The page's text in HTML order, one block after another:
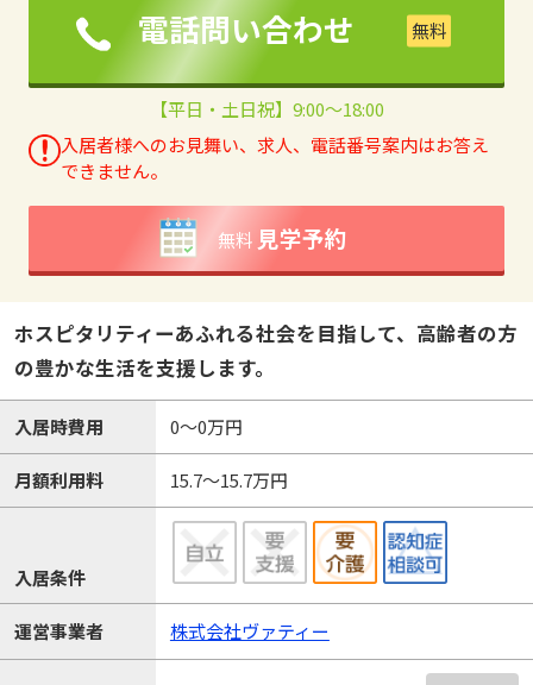
電話問い合わせ
【平日・土日祝】9:00～18:00
入居者様へのお見舞い、求人、電話番号案内はお答え
できません。
無料 見学予約
ホスピタリティーあふれる社会を目指して、高齢者の方
の豊かな生活を支援します。
入居時費用 0～0万円
月額利用料 15.7～15.7万円
入居条件
運営事業者 株式会社ヴァティー